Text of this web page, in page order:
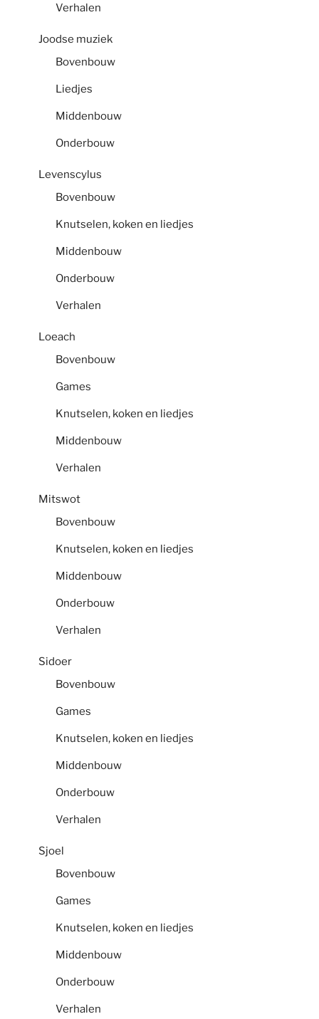
Verhalen
Joodse muziek
Bovenbouw
Liedjes
Middenbouw
Onderbouw
Levenscylus
Bovenbouw
Knutselen, koken en liedjes
Middenbouw
Onderbouw
Verhalen
Loeach
Bovenbouw
Games
Knutselen, koken en liedjes
Middenbouw
Verhalen
Mitswot
Bovenbouw
Knutselen, koken en liedjes
Middenbouw
Onderbouw
Verhalen
Sidoer
Bovenbouw
Games
Knutselen, koken en liedjes
Middenbouw
Onderbouw
Verhalen
Sjoel
Bovenbouw
Games
Knutselen, koken en liedjes
Middenbouw
Onderbouw
Verhalen